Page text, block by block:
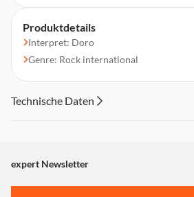
Produktdetails
Interpret: Doro
Genre: Rock international
Technische Daten
expert Newsletter